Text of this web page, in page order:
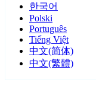
한국어
Polski
Português
Tiếng Việt
中文(简体)
中文(繁體)